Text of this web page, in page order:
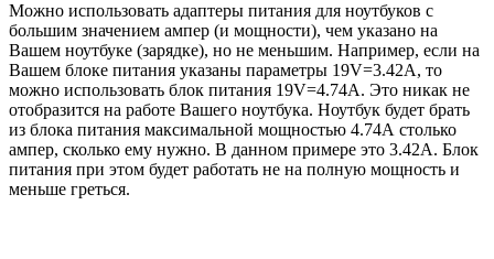
Можно использовать адаптеры питания для ноутбуков с
большим значением ампер (и мощности), чем указано на
Вашем ноутбуке (зарядке), но не меньшим. Например, если на
Вашем блоке питания указаны параметры 19V=3.42A, то
можно использовать блок питания 19V=4.74A. Это никак не
отобразится на работе Вашего ноутбука. Ноутбук будет брать
из блока питания максимальной мощностью 4.74А столько
ампер, сколько ему нужно. В данном примере это 3.42А. Блок
питания при этом будет работать не на полную мощность и
меньше греться.